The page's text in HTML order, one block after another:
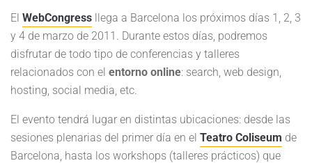
El WebCongress llega a Barcelona los próximos días 1, 2, 3
y 4 de marzo de 2011. Durante estos días, podremos
disfrutar de todo tipo de conferencias y talleres
relacionados con el entorno online: search, web design,
hosting, social media, etc.
El evento tendrá lugar en distintas ubicaciones: desde las
sesiones plenarias del primer día en el Teatro Coliseum de
Barcelona, hasta los workshops (talleres prácticos) que